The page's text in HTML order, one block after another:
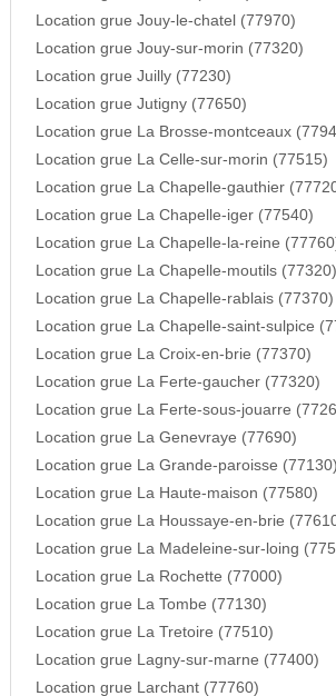
Location grue Jouy-le-chatel (77970)
Location grue Jouy-sur-morin (77320)
Location grue Juilly (77230)
Location grue Jutigny (77650)
Location grue La Brosse-montceaux
Location grue La Celle-sur-morin (77515)
Location grue La Chapelle-gauthier
Location grue La Chapelle-iger (77540)
Location grue La Chapelle-la-reine
Location grue La Chapelle-moutils (77320)
Location grue La Chapelle-rablais (77370)
Location grue La Chapelle-saint-sulpice
Location grue La Croix-en-brie (77370)
Location grue La Ferte-gaucher (77320)
Location grue La Ferte-sous-jouarre
Location grue La Genevraye (77690)
Location grue La Grande-paroisse (77130)
Location grue La Haute-maison (77580)
Location grue La Houssaye-en-brie
Location grue La Madeleine-sur-loing
Location grue La Rochette (77000)
Location grue La Tombe (77130)
Location grue La Tretoire (77510)
Location grue Lagny-sur-marne (77400)
Location grue Larchant (77760)